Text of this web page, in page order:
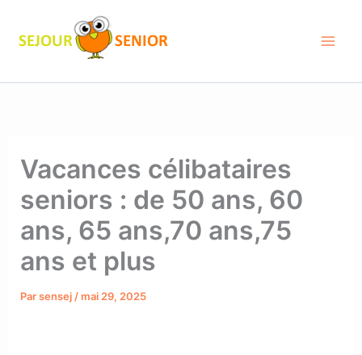
contenu
Vacances célibataires
seniors : de 50 ans, 60
ans, 65 ans,70 ans,75
ans et plus
Parsensej /mai 29, 2025